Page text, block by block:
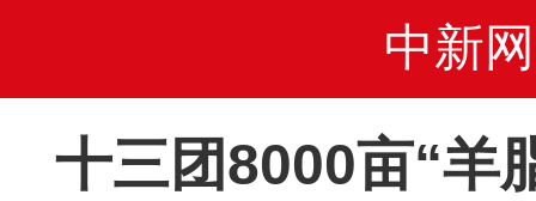
中新网
十三团8000亩“羊